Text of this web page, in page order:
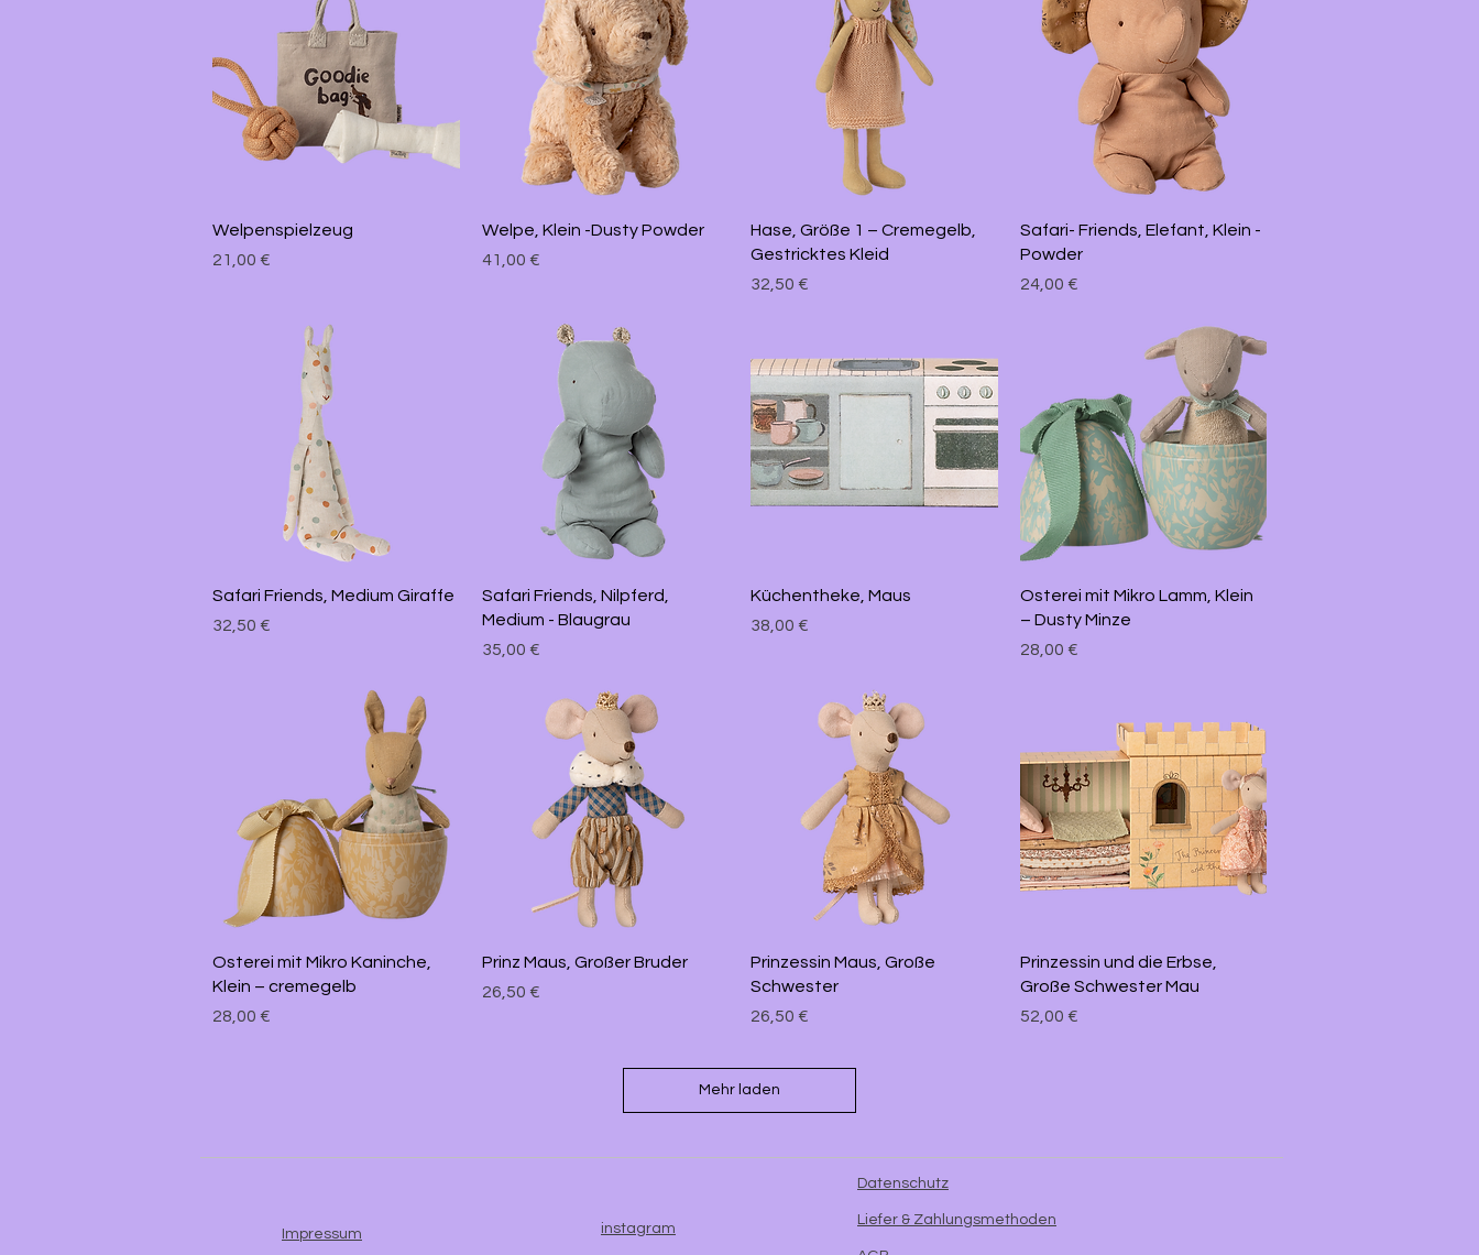
Schnellansicht
Welpenspielzeug
Preis
21,00 €
Schnellansicht
Welpe, Klein -Dusty Powder
Preis
41,00 €
Schnellansicht
Hase, Größe 1 – Cremegelb,
Gestricktes Kleid
Preis
32,50 €
Schnellansicht
Safari- Friends, Elefant, Klein -
Powder
Preis
24,00 €
Schnellansicht
Safari Friends, Medium Giraffe
Preis
32,50 €
Schnellansicht
Safari Friends, Nilpferd,
Medium - Blaugrau
Preis
35,00 €
Schnellansicht
Küchentheke, Maus
Preis
38,00 €
Schnellansicht
Osterei mit Mikro Lamm, Klein
– Dusty Minze
Preis
28,00 €
Schnellansicht
Osterei mit Mikro Kaninche,
Klein – cremegelb
Preis
28,00 €
Schnellansicht
Prinz Maus, Großer Bruder
Preis
26,50 €
Schnellansicht
Prinzessin Maus, Große
Schwester
Preis
26,50 €
Schnellansicht
Prinzessin und die Erbse,
Große Schwester Mau
Preis
52,00 €
Mehr laden
Impressum instagram
Datenschutz
Liefer & Zahlungsmethoden